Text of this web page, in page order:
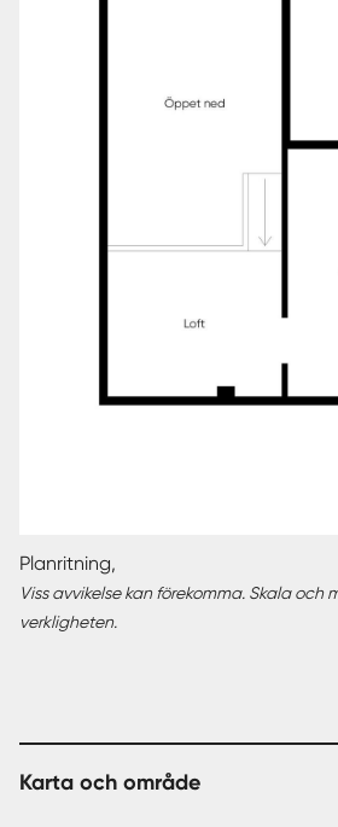
Planritning,
Viss avvikelse kan förekomma. Skala och
verkligheten.
Karta och område